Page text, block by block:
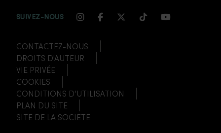
SUIVEZ-NOUS INSTAGRAM CHANNEL LINK
FACEBOOK CHANNEL LINK
TWITTER CHANNEL
TIKTOKYOUTUBE
CONTACTEZ-NOUS
DROITS D'AUTEUR
VIE PRIVÉE
COOKIES
CONDITIONS D’UTILISATION
PLAN DU SITE
SITE DE LA SOCIETE